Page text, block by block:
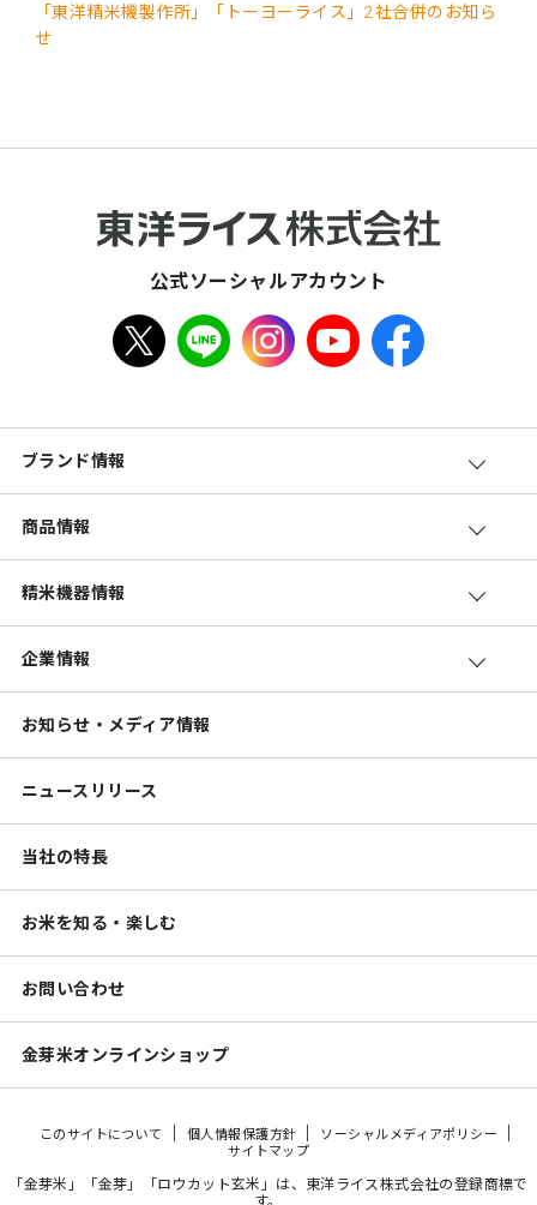
「東洋精米機製作所」「トーヨーライス」2社合併のお知ら
せ
公式ソーシャルアカウント
ブランド情報
商品情報
精米機器情報
企業情報
お知らせ・メディア情報
ニュースリリース
当社の特長
お米を知る・楽しむ
お問い合わせ
金芽米オンラインショップ
このサイトについて 個人情報保護方針
ソーシャルメディアポリシー
サイトマップ
「金芽米」「金芽」「ロウカット玄米」は、東洋ライス株式会社の登録商標で
す。